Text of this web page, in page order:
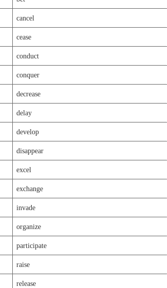
cancel
cease
conduct
conquer
decrease
delay
develop
disappear
excel
exchange
invade
organize
participate
raise
release